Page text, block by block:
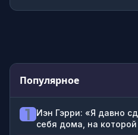
Популярное
1
Иэн Гэрри: «Я давно
себя дома, на